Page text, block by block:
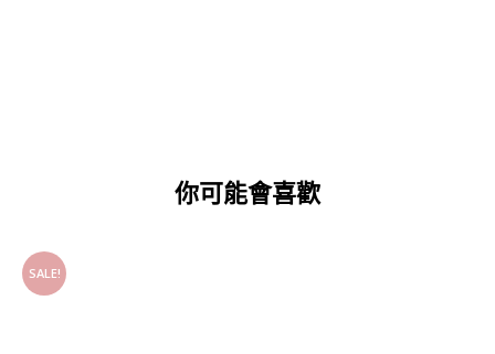
你可能會喜歡
SALE!